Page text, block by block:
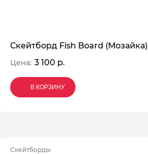
Скейтборд Fish Board (Мозайка)
Цена: 3 100 р.
В КОРЗИНУ
В КОРЗИНУ
В КОРЗИНУ
Скейтборды